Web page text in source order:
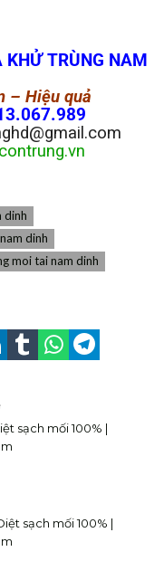
TRÙNG NAM
– Hiệu quả
dinh
dinh
moi tai nam dinh
sạch mối 100% |
sạch mối 100% |